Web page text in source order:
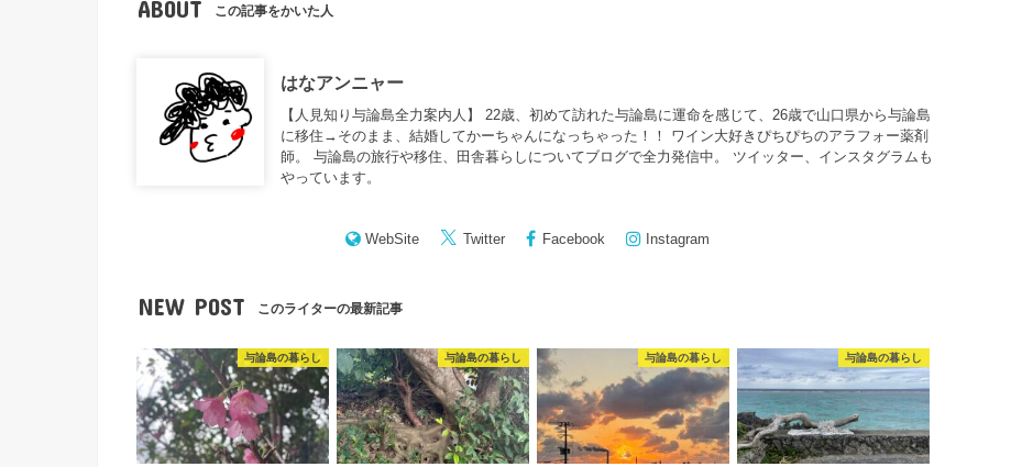
ABOUT この記事をかいた人
はなアンニャー
【人見知り与論島全力案内人】 22歳、初めて訪れた与論島に運命を感じて、26歳で山口県から与論島
に移住→そのまま、結婚してかーちゃんになっちゃった！！ ワイン大好きぴちぴちのアラフォー薬剤
師。 与論島の旅行や移住、田舎暮らしについてブログで全力発信中。 ツイッター、インスタグラムも
やっています。
WebSite Twitter Facebook Instagram
NEW POST このライターの最新記事
与論島の暮らし 与論島の暮らし 与論島の暮らし 与論島の暮らし